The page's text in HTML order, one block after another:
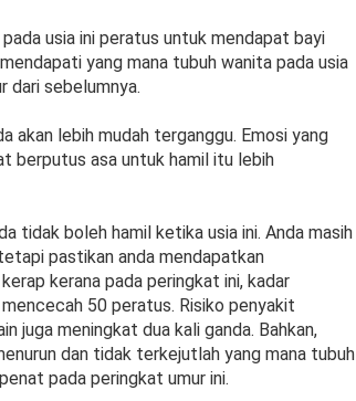
usia ini peratus untuk mendapat bayi
yang mana tubuh wanita pada usia
dari sebelumnya.
akan lebih mudah terganggu. Emosi yang
berputus asa untuk hamil itu lebih
tidak boleh hamil ketika usia ini. Anda masih
pastikan anda mendapatkan
kerana pada peringkat ini, kadar
50 peratus. Risiko penyakit
juga meningkat dua kali ganda. Bahkan,
dan tidak terkejutlah yang mana tubuh
pada peringkat umur ini.